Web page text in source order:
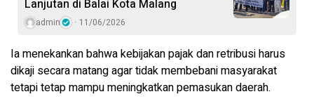
Lanjutan di Balai Kota Malang
admin 11/06/2026
Ia menekankan bahwa kebijakan pajak dan retribusi harus
dikaji secara matang agar tidak membebani masyarakat
tetapi tetap mampu meningkatkan pemasukan daerah.